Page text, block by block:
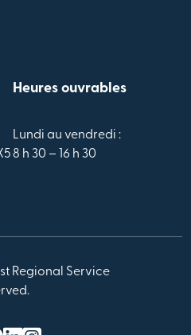
Heures ouvrables
Lundi au vendredi :
8 h 30 – 16 h 30
Regional Service